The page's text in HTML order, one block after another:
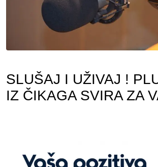
SLUŠAJ I UŽIVAJ !
IZ ČIKAGA SVIRA ZA